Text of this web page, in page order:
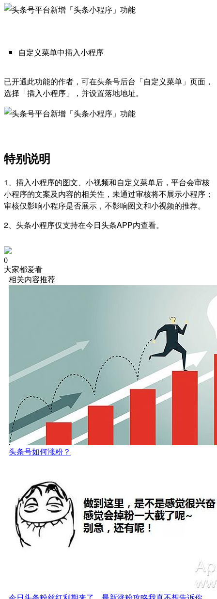
自定义菜单中插入小程序
已开通此功能的作者，可在头条号后台「自定义菜单」页面，
选择「插入小程序」，并设置落地地址。
特别说明
1、插入小程序的图文、小视频和自定义菜单后，平台会审核
小程序的文案及内容的相关性，未通过审核将不展示小程序；
审核仅影响小程序是否展示，不影响图文和小视频的推荐。
2、头条小程序仅支持在今日头条APP内查看。
0
大家都爱看
相关内容推荐
头条号如何涨粉？